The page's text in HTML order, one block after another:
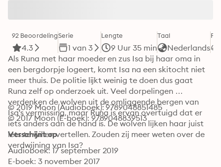
92 Beoordeling
4.3
Serie
1 van 3
Lengte
9 Uur 35 min
Taal
Nederlands
Als Runa met haar moeder en zus Isa bij haar oma in
een bergdorpje logeert, komt Isa na een skitocht niet
meer thuis. De politie lijkt weinig te doen dus gaat
Runa zelf op onderzoek uit. Veel dorpelingen
verdenken de wolven uit de omliggende bergen van
Isa's vermissing, maar Runa is ervan overtuigd dat er
iets anders aan de hand is. De wolven lijken haar juist
iets te willen vertellen. Zouden zij meer weten over de
verdwijning van Isa?
© 2019 Moon (Audioboek): 9789048851485
© 2017 Moon (E-boek): 9789048839513
Verschijnt op
Audioboek: 17 september 2019
E-boek: 3 november 2017